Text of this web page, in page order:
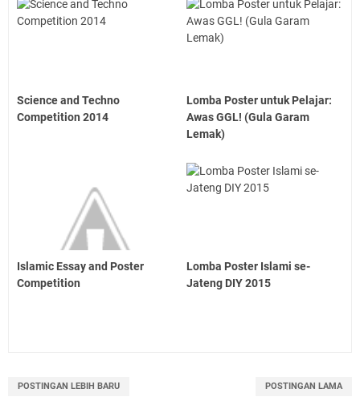
Science and Techno
Competition 2014
Lomba Poster untuk Pelajar:
Awas GGL! (Gula Garam
Lemak)
Islamic Essay and Poster
Competition
Lomba Poster Islami se-
Jateng DIY 2015
POSTINGAN LEBIH BARU POSTINGAN LAMA